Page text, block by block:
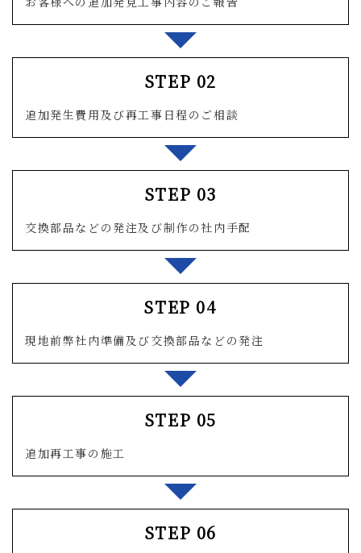
STEP 02
追加発生費用及び再工事日程のご相談
STEP 03
交換部品などの発注及び制作の社内手配
STEP 04
現地前弊社内準備及び交換部品などの発注
STEP 05
追加再工事の施工
STEP 06